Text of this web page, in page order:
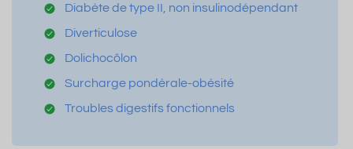
Diabète de type II, non insulinodépendant
Diverticulose
Dolichocôlon
Surcharge pondérale-obésité
Troubles digestifs fonctionnels